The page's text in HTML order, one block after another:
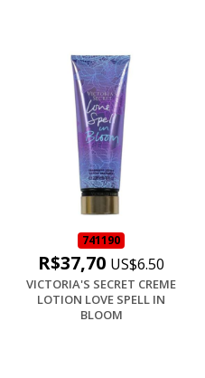
741190
R$37,70 US$6.50
VICTORIA'S SECRET CREME
LOTION LOVE SPELL IN
BLOOM